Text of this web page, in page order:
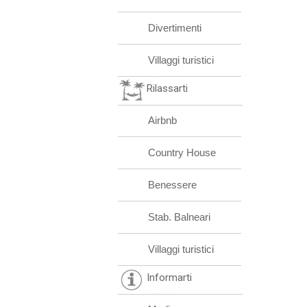
Divertimenti
Villaggi turistici
Rilassarti
Airbnb
Country House
Benessere
Stab. Balneari
Villaggi turistici
Informarti